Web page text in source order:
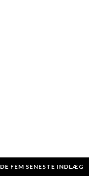
DE FEM SENESTE INDLÆG